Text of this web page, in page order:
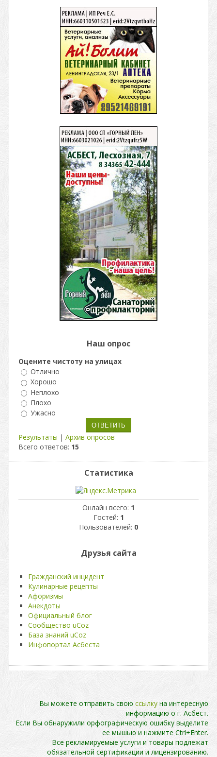
Наш опрос
Оцените чистоту на улицах
Отлично
Хорошо
Неплохо
Плохо
Ужасно
Результаты | Архив опросов
Всего ответов: 15
Статистика
Онлайн всего: 1
Гостей: 1
Пользователей: 0
Друзья сайта
Гражданский инцидент
Кулинарные рецепты
Афоризмы
Анекдоты
Официальный блог
Сообщество uCoz
База знаний uCoz
Инфопортал Асбеста
Вы можете отправить свою ссылку на интересную
информацию о г. Асбест.
Если Вы обнаружили орфографическую ошибку выделите
ее мышью и нажмите Ctrl+Enter.
Все рекламируемые услуги и товары подлежат
обязательной сертификации и лицензированию.